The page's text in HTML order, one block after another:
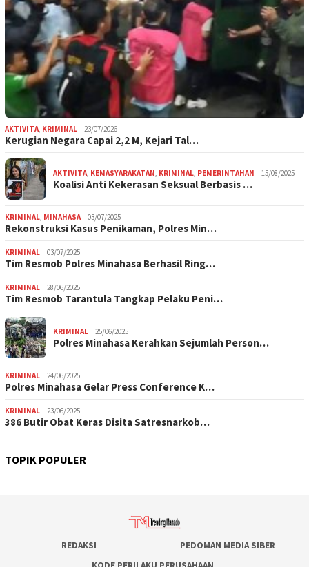
AKTIVITA, KRIMINAL 23/07/2026
Kerugian Negara Capai 2,2 M, Kejari Tal…
AKTIVITA, KEMASYARAKATAN, KRIMINAL, PEMERINTAHAN 15/08/2025
Koalisi Anti Kekerasan Seksual Berbasis …
KRIMINAL, MINAHASA 03/07/2025
Rekonstruksi Kasus Penikaman, Polres Min…
KRIMINAL 03/07/2025
Tim Resmob Polres Minahasa Berhasil Ring…
KRIMINAL 28/06/2025
Tim Resmob Tarantula Tangkap Pelaku Peni…
KRIMINAL 25/06/2025
Polres Minahasa Kerahkan Sejumlah Person…
KRIMINAL 24/06/2025
Polres Minahasa Gelar Press Conference K…
KRIMINAL 23/06/2025
386 Butir Obat Keras Disita Satresnarkob…
TOPIK POPULER
REDAKSI
PEDOMAN MEDIA SIBER